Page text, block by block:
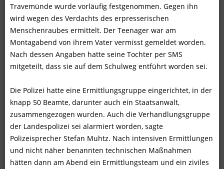
Travemünde wurde vorläufig festgenommen. Gegen ihn
wird wegen des Verdachts des erpresserischen
Menschenraubes ermittelt. Der Teenager war am
Montagabend von ihrem Vater vermisst gemeldet worden.
Nach dessen Angaben hatte seine Tochter per SMS
mitgeteilt, dass sie auf dem Schulweg entführt worden sei.
Die Polizei hatte eine Ermittlungsgruppe eingerichtet, in der
knapp 50 Beamte, darunter auch ein Staatsanwalt,
zusammengezogen wurden. Auch die Verhandlungsgruppe
der Landespolizei sei alarmiert worden, sagte
Polizeisprecher Stefan Muhtz. Nach intensiven Ermittlungen
und nicht näher benannten technischen Maßnahmen
hätten dann am Abend ein Ermittlungsteam und ein ziviles